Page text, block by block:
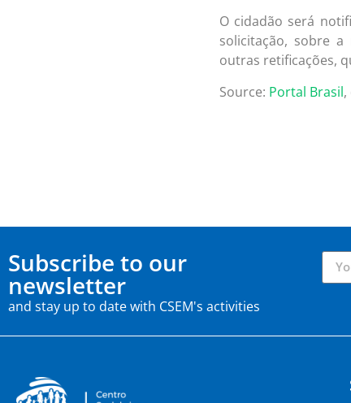
O cidadão será
solicitação, sobre
outras retificações,
Source: Portal Brasil
Subscribe to our
newsletter
and stay up to date with CSEM's activities